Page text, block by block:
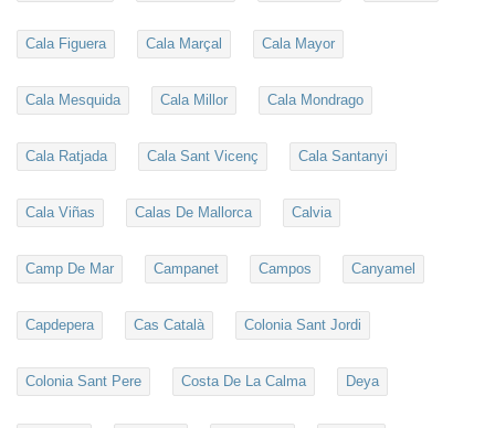
Cala Figuera Cala Marçal Cala Mayor
Cala Mesquida Cala Millor Cala Mondrago
Cala Ratjada Cala Sant Vicenç Cala Santanyi
Cala Viñas Calas De Mallorca Calvia
Camp De Mar Campanet Campos Canyamel
Capdepera Cas Català Colonia Sant Jordi
Colonia Sant Pere Costa De La Calma Deya